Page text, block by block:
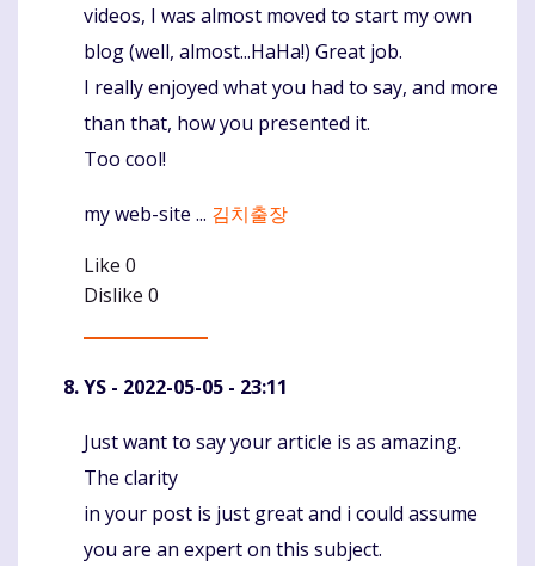
videos, I was almost moved to start my own
blog (well, almost...HaHa!) Great job.
I really enjoyed what you had to say, and more
than that, how you presented it.
Too cool!
my web-site ... 김치출장
Like 0
Dislike 0
YS - 2022-05-05 - 23:11
Komentaras
Just want to say your article is as amazing.
The clarity
in your post is just great and i could assume
you are an expert on this subject.